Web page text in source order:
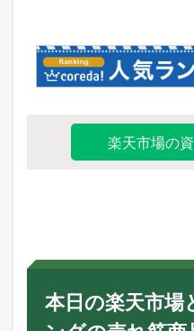
楽天市場の
本日の楽天市